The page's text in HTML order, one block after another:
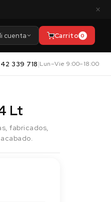
×
cuenta Carrito 0
339 718|Lun–Vie 9:00–18:00
Lt
fabricados,